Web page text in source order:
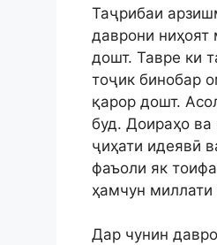
Таҷрибаи
даврони ниҳоят
дошт. Тавре ки
тоҷик бинобар
қарор дошт.
буд. Доираҳо ва
ҷиҳати идеявӣ
фаъоли як
ҳамчун
Дар чунин